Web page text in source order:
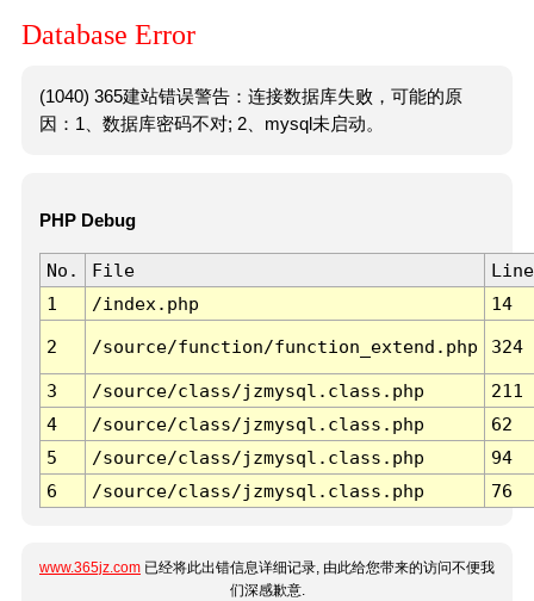
Database Error
(1040) 365建站错误警告：连接数据库失败，可能的原
因：1、数据库密码不对; 2、mysql未启动。
PHP Debug
No. File
Line
1
/index.php 14
2 /source/function/function_extend.php 324
3 /source/class/jzmysql.class.php
211
4
/source/class/jzmysql.class.php
62
5
/source/class/jzmysql.class.php
94
6
/source/class/jzmysql.class.php 76
www.365jz.com 已经将此出错信息详细记录, 由此给您带来的访问不便我
们深感歉意.